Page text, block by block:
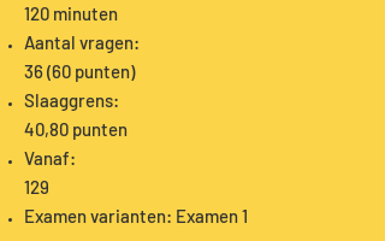
120 minuten
Aantal vragen:
36 (60 punten)
Slaaggrens:
40,80 punten
Vanaf:
129
Examen varianten: Examen 1